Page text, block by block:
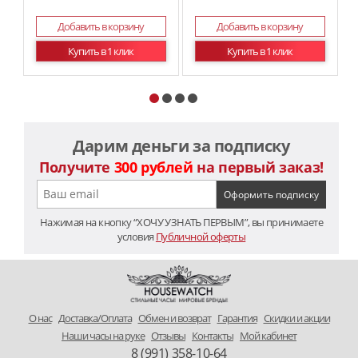
Добавить в корзину
Купить в 1 клик
Добавить в корзину
Купить в 1 клик
Дарим деньги за подписку
Получите 300 рублей на первый заказ!
Нажимая на кнопку “ХОЧУ УЗНАТЬ ПЕРВЫМ”, вы принимаете
условия Публичной оферты
O нас Доставка/Оплата Обмен и возврат Гарантия Скидки и акции
Наши часы на руке Отзывы Контакты Мой кабинет
8 (991) 358-10-64